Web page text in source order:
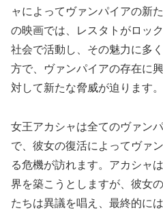
ャによってヴァンパイアの新
の映画では、レスタトがロッ
社会で活動し、その魅力に多
方で、ヴァンパイアの存在に
対して新たな脅威が迫ります。
女王アカシャは全てのヴァン
で、彼女の復活によってヴァ
る危機が訪れます。アカシャ
界を築こうとしますが、彼女
たちは異議を唱え、最終的に